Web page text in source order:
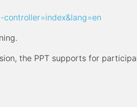
the PPT supports for